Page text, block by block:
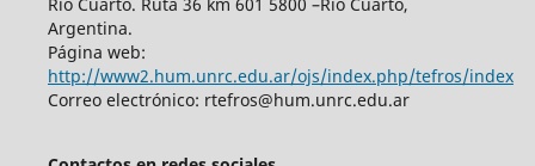
Argentina.
Página web:
http://www2.hum.unrc.edu.ar/ojs/index.php/tefros/index
Correo electrónico: rtefros@hum.unrc.edu.ar